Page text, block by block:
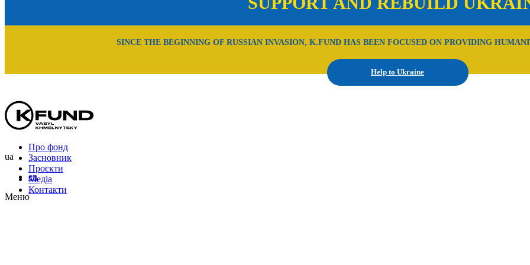
SINCE THE BEGINNING OF RUSSIAN INVASION, K.FUND HAS BEEN FOCUSED ON PROVIDING
Help to Ukraine
Про фонд
Засновник
Проєкти
Медіа
Контакти
ua
en
Меню